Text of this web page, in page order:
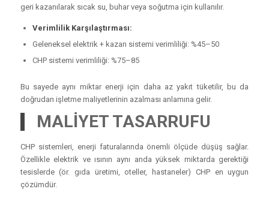
geri kazanılarak sıcak su, buhar veya soğutma için kullanılır.
Verimlilik Karşılaştırması:
Geleneksel elektrik + kazan sistemi verimliliği: %45–50
CHP sistemi verimliliği: %75–85
Bu sayede aynı miktar enerji için daha az yakıt tüketilir, bu da
doğrudan işletme maliyetlerinin azalması anlamına gelir.
MALİYET TASARRUFU
CHP sistemleri, enerji faturalarında önemli ölçüde düşüş sağlar.
Özellikle elektrik ve ısının aynı anda yüksek miktarda gerektiği
tesislerde (ör. gıda üretimi, oteller, hastaneler) CHP en uygun
çözümdür.